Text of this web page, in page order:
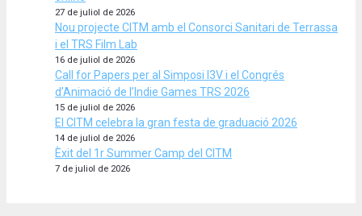
27 de juliol de 2026
Nou projecte CITM amb el Consorci Sanitari de Terrassa
i el TRS Film Lab
16 de juliol de 2026
Call for Papers per al Simposi I3V i el Congrés
d’Animació de l’Indie Games TRS 2026
15 de juliol de 2026
El CITM celebra la gran festa de graduació 2026
14 de juliol de 2026
Èxit del 1r Summer Camp del CITM
7 de juliol de 2026